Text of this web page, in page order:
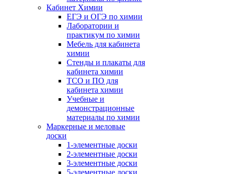
Кабинет Химии
ЕГЭ и ОГЭ по химии
Лаборатории и
практикум по химии
Мебель для кабинета
химии
Стенды и плакаты для
кабинета химии
ТСО и ПО для
кабинета химии
Учебные и
демонстрационные
материалы по химии
Маркерные и меловые
доски
1-элементные доски
2-элементные доски
3-элементные доски
5-элементные доски